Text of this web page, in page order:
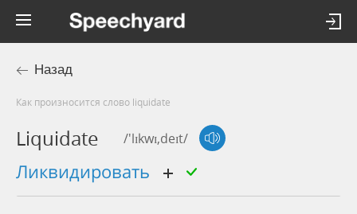
Назад
Как произносится слово liquidate
Liquidate /'lɪkwɪ,deɪt/
ликвидировать